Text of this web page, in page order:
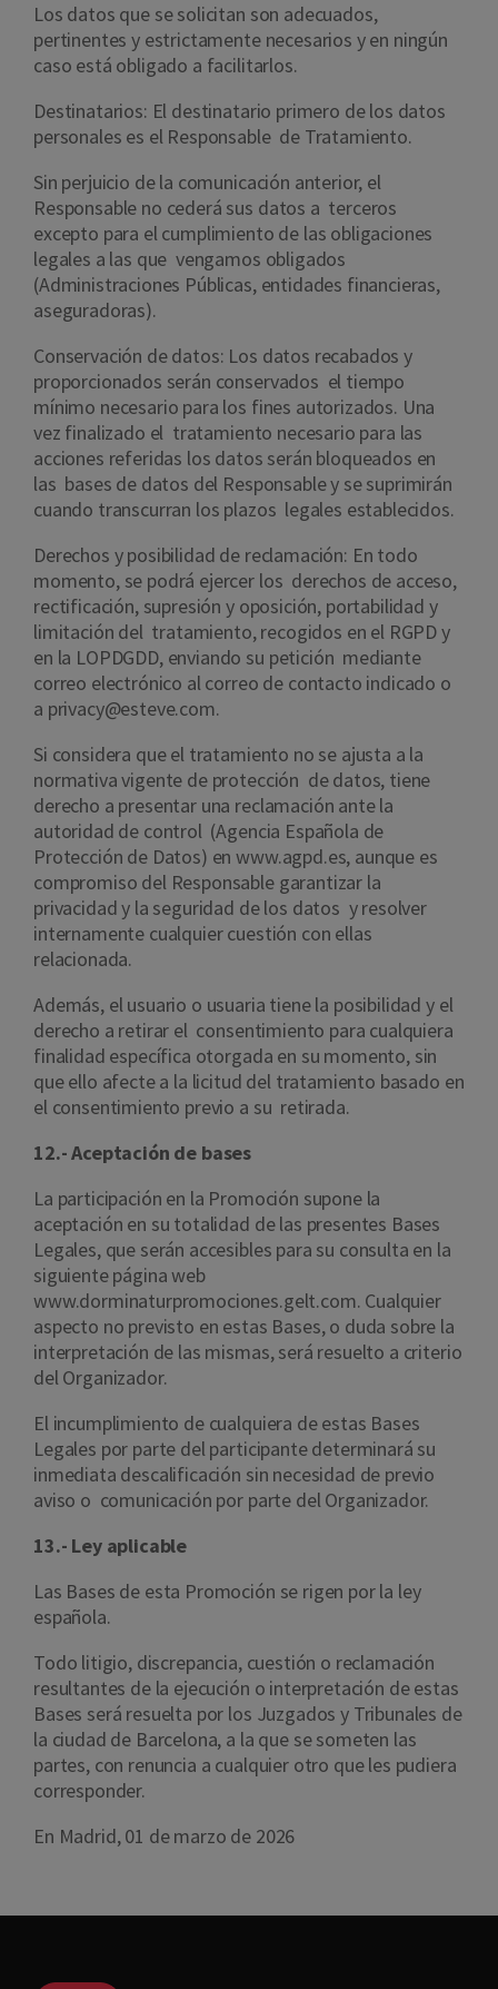
Los datos que se solicitan son adecuados,
pertinentes y estrictamente necesarios y en ningún
caso está obligado a facilitarlos.
Destinatarios: El destinatario primero de los datos
personales es el Responsable de Tratamiento.
Sin perjuicio de la comunicación anterior, el
Responsable no cederá sus datos a terceros
excepto para el cumplimiento de las obligaciones
legales a las que vengamos obligados
(Administraciones Públicas, entidades financieras,
aseguradoras).
Conservación de datos: Los datos recabados y
proporcionados serán conservados el tiempo
mínimo necesario para los fines autorizados. Una
vez finalizado el tratamiento necesario para las
acciones referidas los datos serán bloqueados en
las bases de datos del Responsable y se suprimirán
cuando transcurran los plazos legales establecidos.
Derechos y posibilidad de reclamación: En todo
momento, se podrá ejercer los derechos de acceso,
rectificación, supresión y oposición, portabilidad y
limitación del tratamiento, recogidos en el RGPD y
en la LOPDGDD, enviando su petición mediante
correo electrónico al correo de contacto indicado o
a privacy@esteve.com.
Si considera que el tratamiento no se ajusta a la
normativa vigente de protección de datos, tiene
derecho a presentar una reclamación ante la
autoridad de control (Agencia Española de
Protección de Datos) en www.agpd.es, aunque es
compromiso del Responsable garantizar la
privacidad y la seguridad de los datos y resolver
internamente cualquier cuestión con ellas
relacionada.
Además, el usuario o usuaria tiene la posibilidad y el
derecho a retirar el consentimiento para cualquiera
finalidad específica otorgada en su momento, sin
que ello afecte a la licitud del tratamiento basado en
el consentimiento previo a su retirada.
12.- Aceptación de bases
La participación en la Promoción supone la
aceptación en su totalidad de las presentes Bases
Legales, que serán accesibles para su consulta en la
siguiente página web
www.dorminaturpromociones.gelt.com. Cualquier
aspecto no previsto en estas Bases, o duda sobre la
interpretación de las mismas, será resuelto a criterio
del Organizador.
El incumplimiento de cualquiera de estas Bases
Legales por parte del participante determinará su
inmediata descalificación sin necesidad de previo
aviso o comunicación por parte del Organizador.
13.- Ley aplicable
Las Bases de esta Promoción se rigen por la ley
española.
Todo litigio, discrepancia, cuestión o reclamación
resultantes de la ejecución o interpretación de estas
Bases será resuelta por los Juzgados y Tribunales de
la ciudad de Barcelona, a la que se someten las
partes, con renuncia a cualquier otro que les pudiera
corresponder.
En Madrid, 01 de marzo de 2026